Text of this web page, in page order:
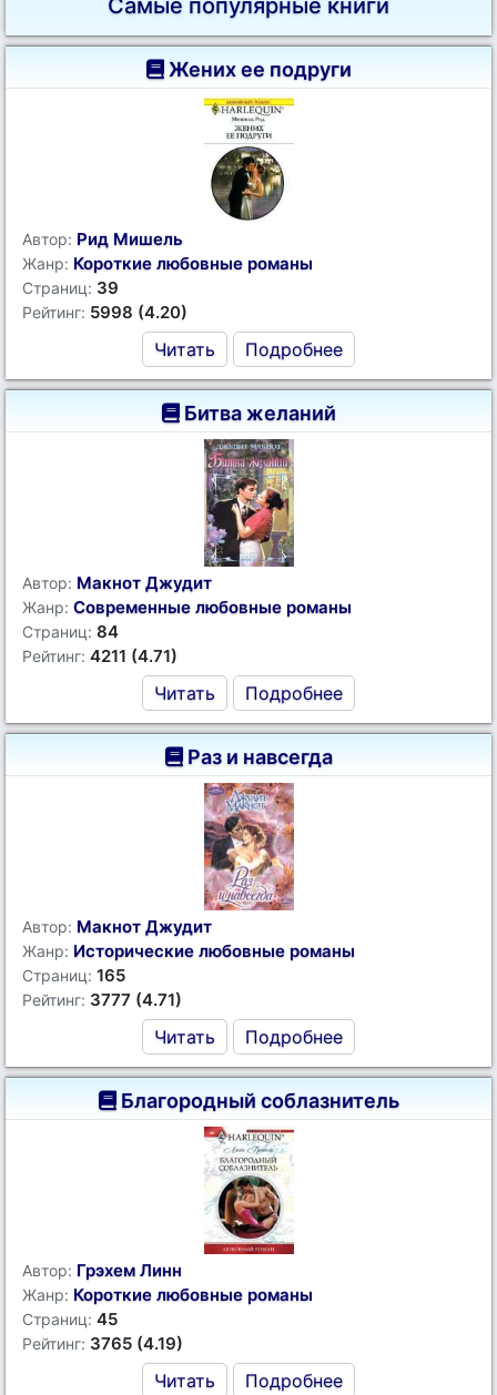
Самые популярные книги
Жених ее подруги
Автор: Рид Мишель
Жанр: Короткие любовные романы
Страниц: 39
Рейтинг: 5998 (4.20)
Читать Подробнее
Битва желаний
Автор: Макнот Джудит
Жанр: Современные любовные романы
Страниц: 84
Рейтинг: 4211 (4.71)
Читать Подробнее
Раз и навсегда
Автор: Макнот Джудит
Жанр: Исторические любовные романы
Страниц: 165
Рейтинг: 3777 (4.71)
Читать Подробнее
Благородный соблазнитель
Автор: Грэхем Линн
Жанр: Короткие любовные романы
Страниц: 45
Рейтинг: 3765 (4.19)
Читать Подробнее